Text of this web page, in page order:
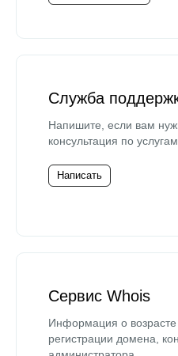
Служба
Напишите, если вам
консультация по услугам.
Написать
Сервис Whois
Информация о возрасте
регистрации домена,